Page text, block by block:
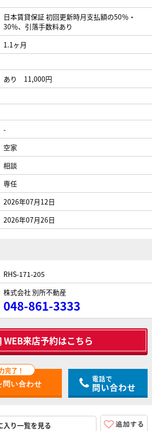
日本賃貸保証 初回更新時月支払額の50％・
30％、引落手数料あり
1.1ヶ月
あり 11,000円
-
空家
相談
専任
2026年07月12日
2026年07月26日
RHS-171-205
株式会社 別所不動産
048-861-3333
WEB来店予約はこちら
完了！
電話で
問い合わせ
入り一覧を見る